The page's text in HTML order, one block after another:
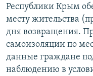
Республики Крым
месту жительства
дня возвращения.
самоизоляции по
данные граждане
наблюдению в